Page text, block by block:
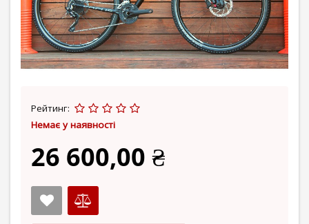
Немає у наявності
Рейтинг:
26 600,00 ₴